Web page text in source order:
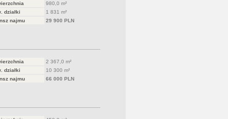
980,0 m²
działki
1 831 m²
najmu
29 900 PLN
2 367,0 m²
działki
10 300 m²
najmu
66 000 PLN